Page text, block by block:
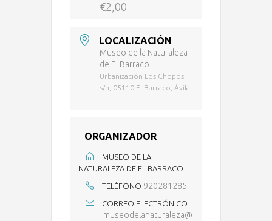
€2,00
LOCALIZACIÓN
Museo de la Naturaleza
de El Barraco
Urbanización Los Chopos
s/n, 05110 El Barraco, Ávila
ORGANIZADOR
MUSEO DE LA
NATURALEZA DE EL BARRACO
TELÉFONO 920281285
CORREO ELECTRÓNICO
museodelanaturaleza@